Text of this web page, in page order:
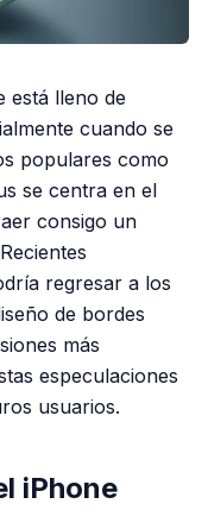
está lleno de
cuando se
populares como
se centra en el
consigo un
regresar a los
de bordes
más
especulaciones
usuarios.
iPhone